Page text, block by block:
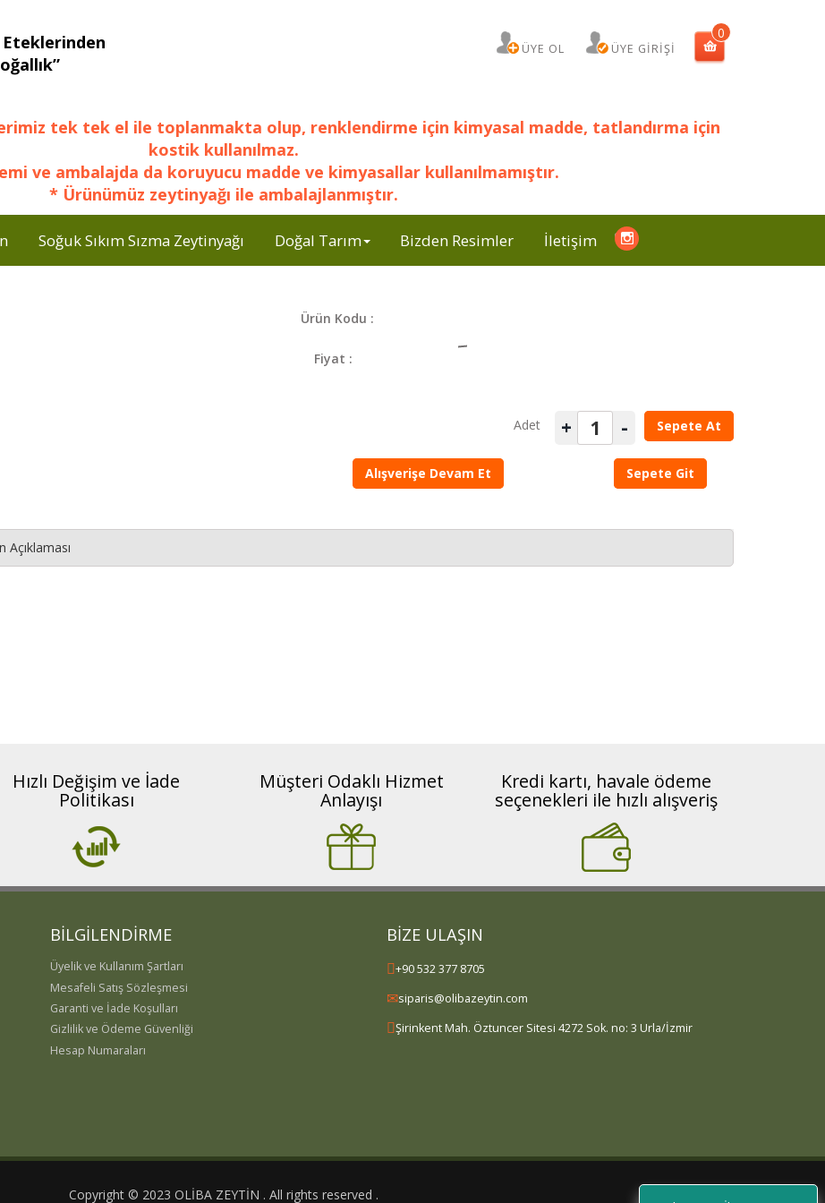
Eteklerinden
ÜYE OL ÜYE GİRİŞİ
0
tek tek el ile toplanmakta olup, renklendirme için kimyasal madde, tatlandırma için
kostik kullanılmaz.
ve ambalajda da koruyucu madde ve kimyasallar kullanılmamıştır.
* Ürünümüz zeytinyağı ile ambalajlanmıştır.
Soğuk Sıkım Sızma Zeytinyağı Doğal Tarım Bizden Resimler İletişim
Ürün Kodu :
Fiyat :
Sepete At
Adet + -
Alışverişe Devam Et Sepete Git
Açıklaması
Hızlı Değişim ve İade
Politikası
Müşteri Odaklı Hizmet
Anlayışı
Kredi kartı, havale ödeme
seçenekleri ile hızlı alışveriş
BİLGİLENDİRME
Üyelik ve Kullanım Şartları
Mesafeli Satış Sözleşmesi
Garanti ve İade Koşulları
Gizlilik ve Ödeme Güvenliği
Hesap Numaraları
BİZE ULAŞIN
+90 532 377 8705
siparis@olibazeytin.com
Şirinkent Mah. Öztuncer Sitesi 4272 Sok. no: 3 Urla/İzmir
Copyright © 2023 OLİBA ZEYTİN . All rights reserved .